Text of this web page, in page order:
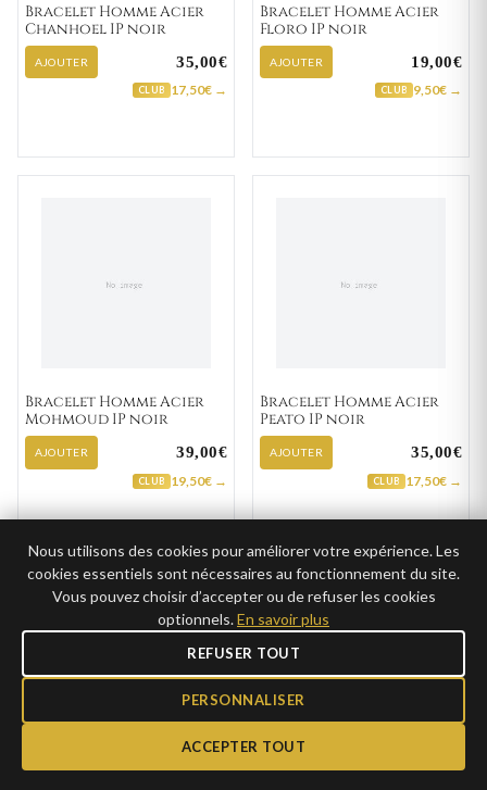
Bracelet Homme Acier
Chanhoel IP noir
AJOUTER 35,00€
CLUB 17,50€ →
Bracelet Homme Acier
Floro IP noir
AJOUTER 19,00€
CLUB 9,50€ →
Bracelet Homme Acier
Mohmoud IP noir
AJOUTER 39,00€
CLUB 19,50€ →
Bracelet Homme Acier
Peato IP noir
AJOUTER 35,00€
CLUB 17,50€ →
Nous utilisons des cookies pour améliorer votre expérience. Les
cookies essentiels sont nécessaires au fonctionnement du site.
Vous pouvez choisir d’accepter ou de refuser les cookies
optionnels.En savoir plus
REFUSER TOUT
PERSONNALISER
ACCEPTER TOUT